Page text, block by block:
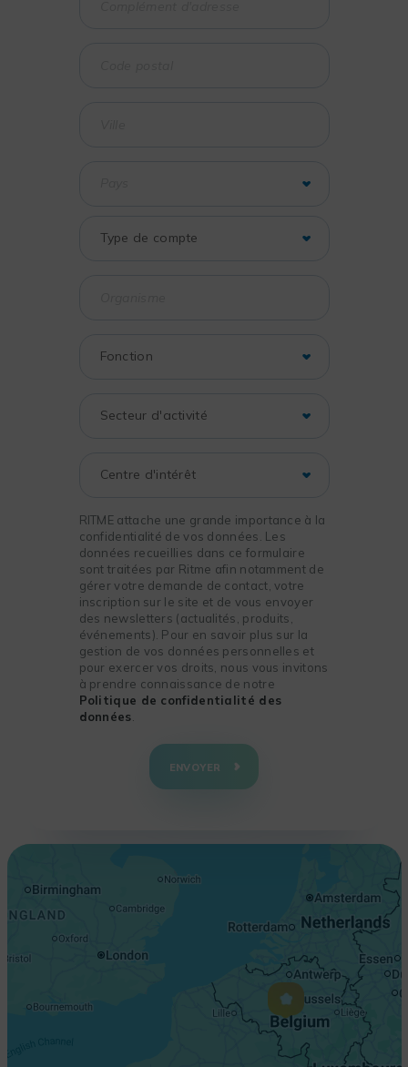
RITME attache une grande importance à la
confidentialité de vos données. Les
données recueillies dans ce formulaire
sont traitées par Ritme afin notamment de
gérer votre demande de contact, votre
inscription sur le site et de vous envoyer
des newsletters (actualités, produits,
événements). Pour en savoir plus sur la
gestion de vos données personnelles et
pour exercer vos droits, nous vous invitons
à prendre connaissance de notre
Politique de confidentialité des
données
ENVOYER